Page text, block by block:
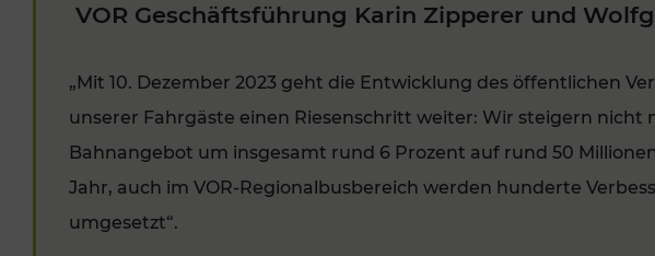
VOR Geschäftsführung Karin Zipperer und
„Mit 10. Dezember 2023 geht die Entwicklung des öffentlichen
unserer Fahrgäste einen Riesenschritt weiter: Wir steigern nicht
Bahnangebot um insgesamt rund 6 Prozent auf rund 50
Jahr, auch im VOR-Regionalbusbereich werden hunderte
umgesetzt“.